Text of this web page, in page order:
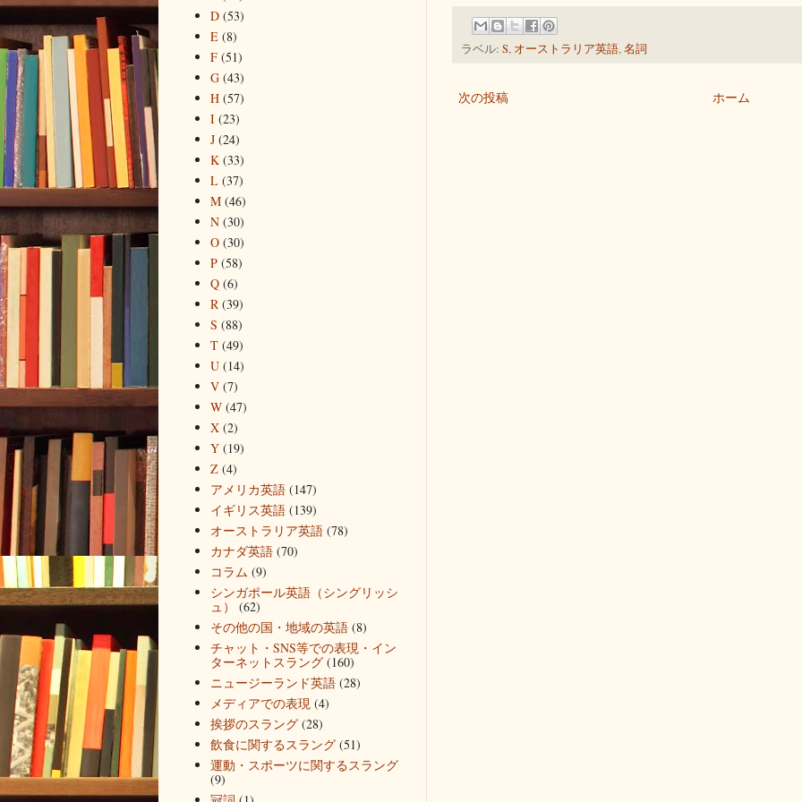
ラベル: S, オーストラリア英語,名詞
次の投稿 ホーム
D (53)
E (8)
F (51)
G (43)
H (57)
I (23)
J (24)
K (33)
L (37)
M (46)
N (30)
O (30)
P (58)
Q (6)
R (39)
S (88)
T (49)
U (14)
V (7)
W (47)
X (2)
Y (19)
Z (4)
アメリカ英語 (147)
イギリス英語 (139)
オーストラリア英語 (78)
カナダ英語 (70)
コラム (9)
シンガポール英語（シングリッシ
ュ）
(62)
その他の国・地域の英語 (8)
チャット・SNS等での表現・イン
ターネットスラング (160)
ニュージーランド英語 (28)
メディアでの表現 (4)
挨拶のスラング (28)
飲食に関するスラング (51)
運動・スポーツに関するスラング
(9)